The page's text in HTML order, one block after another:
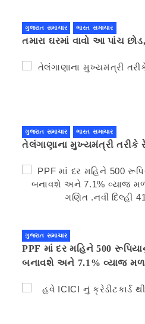
ગુજરાત સમાચાર ભારત સમાચાર
તમારા ઘરમાં વાવો આ પાંચ
ગુજરાત સમાચાર ભારત સમાચાર
તેલંગાણાના મુખ્યમંત્રી તરીકે
ગુજરાત સમાચાર
PPF માં દર મહિને 500
બનાવશે અને 7.1% વ્યાજ